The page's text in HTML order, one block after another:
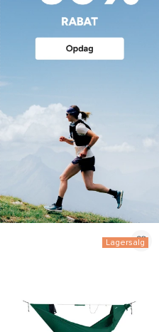
Lagersalg